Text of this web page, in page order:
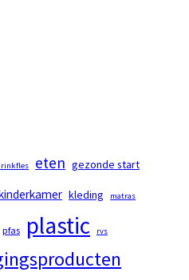
eten gezonde start
kleding matras
pfas plastic rvs